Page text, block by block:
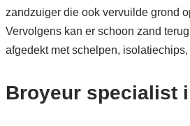
zandzuiger die ook vervuilde grond
Vervolgens kan er schoon zand
afgedekt met schelpen,
Broyeur specialist